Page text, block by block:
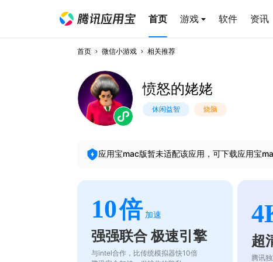
首页 游戏 软件 资讯
首页 微信小游戏 相关推荐
愤怒的姥姥
休闲益智 烧脑
应用宝mac版暂未适配该应用，可下载应用宝
10倍 加速
强强联合 极速引擎
与intel合作，比传统模拟器快10倍
超
腾讯